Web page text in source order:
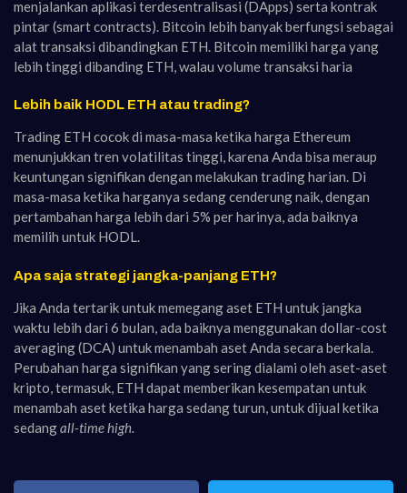
menjalankan aplikasi terdesentralisasi (DApps) serta kontrak
pintar (smart contracts). Bitcoin lebih banyak berfungsi sebagai
alat transaksi dibandingkan ETH. Bitcoin memiliki harga yang
lebih tinggi dibanding ETH, walau volume transaksi haria
Lebih baik HODL ETH atau trading?
Trading ETH cocok di masa-masa ketika harga Ethereum
menunjukkan tren volatilitas tinggi, karena Anda bisa meraup
keuntungan signifikan dengan melakukan trading harian. Di
masa-masa ketika harganya sedang cenderung naik, dengan
pertambahan harga lebih dari 5% per harinya, ada baiknya
memilih untuk HODL.
Apa saja strategi jangka-panjang ETH?
Jika Anda tertarik untuk memegang aset ETH untuk jangka
waktu lebih dari 6 bulan, ada baiknya menggunakan dollar-cost
averaging (DCA) untuk menambah aset Anda secara berkala.
Perubahan harga signifikan yang sering dialami oleh aset-aset
kripto, termasuk, ETH dapat memberikan kesempatan untuk
menambah aset ketika harga sedang turun, untuk dijual ketika
sedangall-time high.